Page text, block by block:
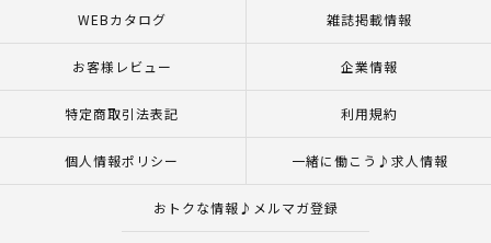
WEBカタログ 雑誌掲載情報
お客様レビュー 企業情報
特定商取引法表記 利用規約
個人情報ポリシー 一緒に働こう♪求人情報
おトクな情報♪メルマガ登録